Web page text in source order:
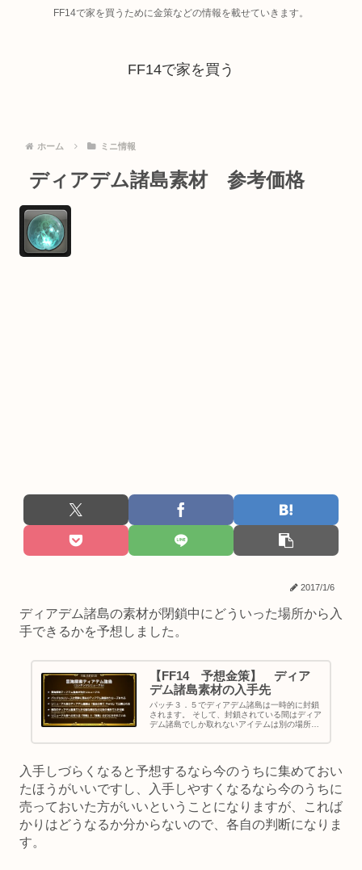
FF14で家を買うために金策などの情報を載せていきます。
FF14で家を買う
ホーム ミニ情報
ディアデム諸島素材 参考価格
2017/1/6
ディアデム諸島の素材が閉鎖中にどういった場所から入
手できるかを予想しました。
【FF14 予想金策】 ディア
デム諸島素材の入手先
パッチ３．５でディアデム諸島は一時的に封鎖
されます。 そして、封鎖されている間はディア
デム諸島でしか取れないアイテムは別の場所で
題はこの別の場所がどこかということですね。
入手しづらくなると予想するなら今のうちに集めておい
たほうがいいですし、入手しやすくなるなら今のうちに
売っておいた方がいいということになりますが、これば
かりはどうなるか分からないので、各自の判断になりま
す。